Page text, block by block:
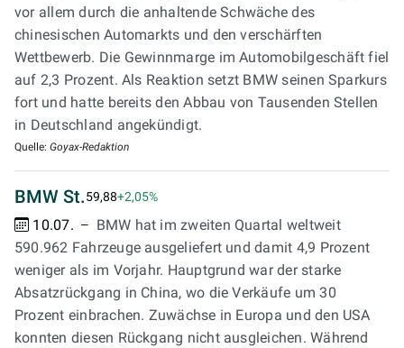
vor allem durch die anhaltende Schwäche des
chinesischen Automarkts und den verschärften
Wettbewerb. Die Gewinnmarge im Automobilgeschäft fiel
auf 2,3 Prozent. Als Reaktion setzt BMW seinen Sparkurs
fort und hatte bereits den Abbau von Tausenden Stellen
in Deutschland angekündigt.
Quelle: Goyax-Redaktion
BMW St.59,88+2,05%
10.07.
BMW hat im zweiten Quartal weltweit
590.962 Fahrzeuge ausgeliefert und damit 4,9 Prozent
weniger als im Vorjahr. Hauptgrund war der starke
Absatzrückgang in China, wo die Verkäufe um 30
Prozent einbrachen. Zuwächse in Europa und den USA
konnten diesen Rückgang nicht ausgleichen. Während